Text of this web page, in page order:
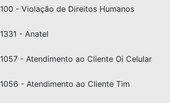
100 - Violação de Direitos Humanos
1331 - Anatel
1057 - Atendimento ao Cliente Oi Celular
1056 - Atendimento ao Cliente Tim